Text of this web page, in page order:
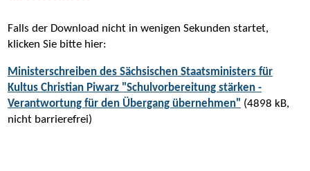
Falls der Download nicht in wenigen Sekunden startet,
klicken Sie bitte hier:
Ministerschreiben des Sächsischen Staatsministers für
Kultus Christian Piwarz "Schulvorbereitung stärken -
Verantwortung für den Übergang übernehmen" (4898 kB,
nicht barrierefrei)